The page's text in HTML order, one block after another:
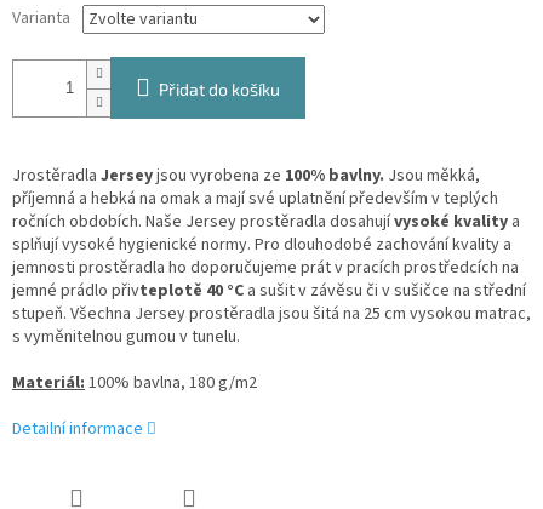
Varianta
Přidat do košíku
Jrostěradla Jerseyjsou vyrobena ze 100% bavlny. Jsou měkká,
příjemná a hebká na omak a mají své uplatnění především v teplých
ročních obdobích. Naše Jersey prostěradla dosahujívysoké kvality a
splňují vysoké hygienické normy. Pro dlouhodobé zachování kvality a
jemnosti prostěradla ho doporučujeme prát v pracích prostředcích na
jemné prádlo přivteplotě 40 °C a sušit v závěsu či v sušičce na střední
stupeň. Všechna Jersey prostěradla jsou šitá na 25 cm vysokou matrac,
s vyměnitelnou gumou v tunelu.
Materiál:100% bavlna, 180 g/m2
Detailní informace